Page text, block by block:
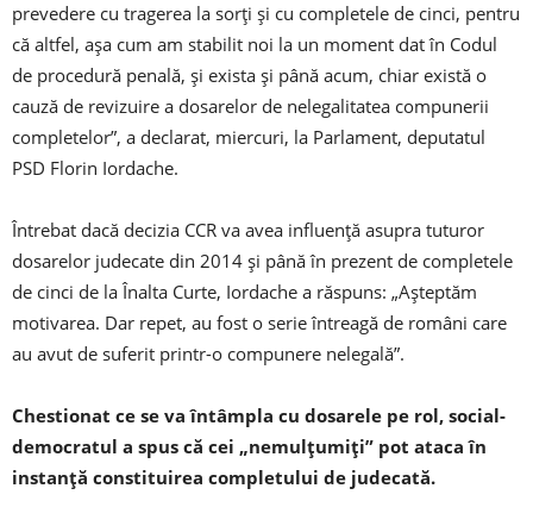
prevedere cu tragerea la sorţi şi cu completele de cinci, pentru
că altfel, aşa cum am stabilit noi la un moment dat în Codul
de procedură penală, şi exista şi până acum, chiar există o
cauză de revizuire a dosarelor de nelegalitatea compunerii
completelor”, a declarat, miercuri, la Parlament, deputatul
PSD Florin Iordache.
Întrebat dacă decizia CCR va avea influenţă asupra tuturor
dosarelor judecate din 2014 şi până în prezent de completele
de cinci de la Înalta Curte, Iordache a răspuns: „Aşteptăm
motivarea. Dar repet, au fost o serie întreagă de români care
au avut de suferit printr-o compunere nelegală”.
Chestionat ce se va întâmpla cu dosarele pe rol, social-
democratul a spus că cei „nemulţumiţi” pot ataca în
instanţă constituirea completului de judecată.